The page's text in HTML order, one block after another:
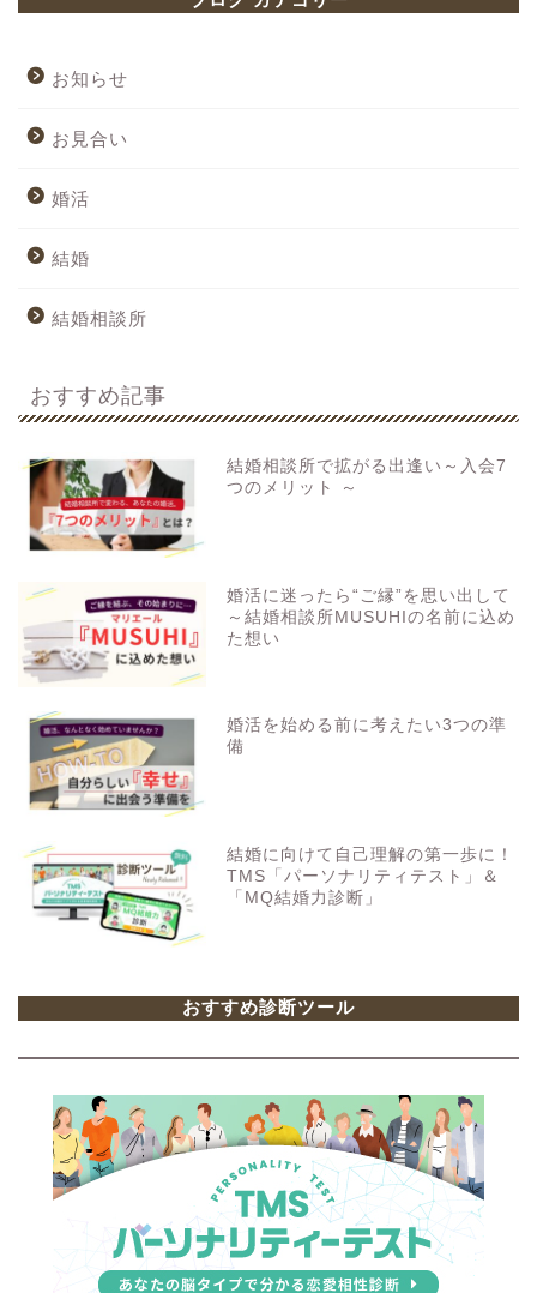
お知らせ
お見合い
婚活
結婚
結婚相談所
おすすめ記事
結婚相談所で拡がる出逢い～入会7
つのメリット ～
婚活に迷ったら“ご縁”を思い出して
～結婚相談所MUSUHIの名前に込め
た想い
婚活を始める前に考えたい3つの準
備
結婚に向けて自己理解の第一歩に！
TMS「パーソナリティテスト」＆
「MQ結婚力診断」
おすすめ診断ツール